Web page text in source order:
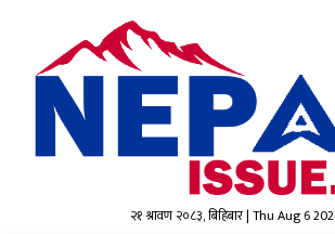
२१ श्रावण २०८३, बिहिबार | Thu Aug 6